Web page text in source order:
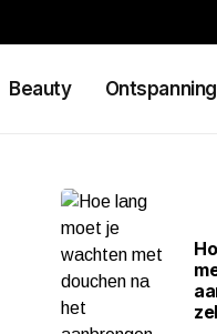
Beauty Ontspanning